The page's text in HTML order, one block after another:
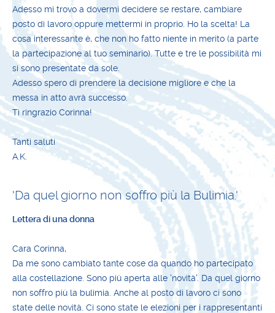
Adesso mi trovo a dovermi decidere se restare, cambiare
posto di lavoro oppure mettermi in proprio. Ho la scelta! La
cosa interessante è, che non ho fatto niente in merito (a parte
la partecipazione al tuo seminario). Tutte e tre le possibilità mi
si sono presentate da sole.
Adesso spero di prendere la decisione migliore e che la
messa in atto avrà successo.
Ti ringrazio Corinna!
Tanti saluti
A.K.
'Da quel giorno non soffro più la Bulimia.'
Lettera di una donna
Cara Corinna,
Da me sono cambiato tante cose da quando ho partecipato
alla costellazione. Sono più aperta alle 'novità'. Da quel giorno
non soffro più la bulimia. Anche al posto di lavoro ci sono
state delle novità. Ci sono state le elezioni per i rappresentanti